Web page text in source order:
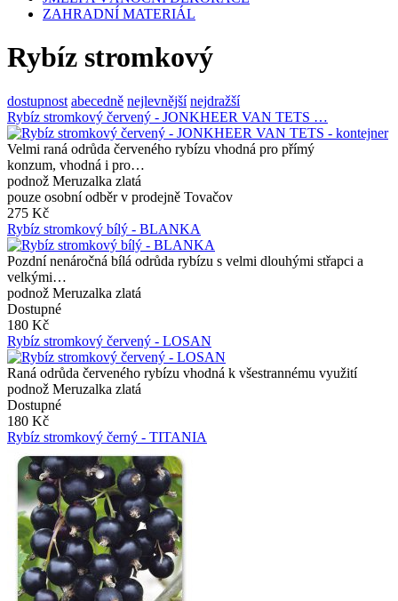
ZAHRADNÍ MATERIÁL
Rybíz stromkový
dostupnost abecedně nejlevnější nejdražší
Rybíz stromkový červený - JONKHEER VAN TETS …
Velmi raná odrůda červeného rybízu vhodná pro přímý
konzum, vhodná i pro…
podnož Meruzalka zlatá
pouze osobní odběr v prodejně Tovačov
275 Kč
Rybíz stromkový bílý - BLANKA
Pozdní nenáročná bílá odrůda rybízu s velmi dlouhými střapci a
velkými…
podnož Meruzalka zlatá
Dostupné
180 Kč
Rybíz stromkový červený - LOSAN
Raná odrůda červeného rybízu vhodná k všestrannému využití
podnož Meruzalka zlatá
Dostupné
180 Kč
Rybíz stromkový černý - TITANIA